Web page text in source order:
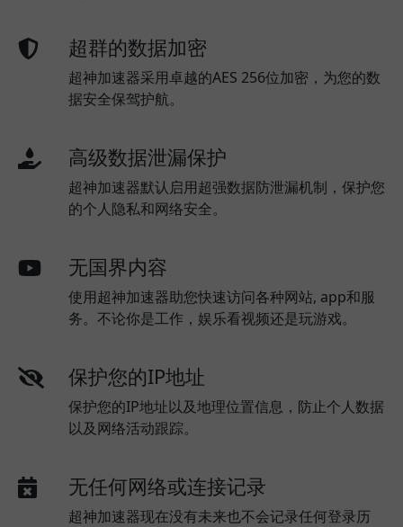
超群的数据加密
超神加速器采用卓越的AES 256位加密，为您的数
据安全保驾护航。
高级数据泄漏保护
超神加速器默认启用超强数据防泄漏机制，保护您
的个人隐私和网络安全。
无国界内容
使用超神加速器助您快速访问各种网站, app和服
务。不论你是工作，娱乐看视频还是玩游戏。
保护您的IP地址
保护您的IP地址以及地理位置信息，防止个人数据
以及网络活动跟踪。
无任何网络或连接记录
超神加速器现在没有未来也不会记录任何登录历